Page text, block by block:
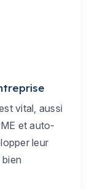
vital, aussi
et auto-
leur